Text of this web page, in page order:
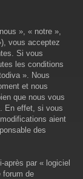
», « notre »,
vous acceptez
Si vous
les conditions
». Nous
et nous
que nous vous
En effet, si vous
aient
des
après par « logiciel
forum de